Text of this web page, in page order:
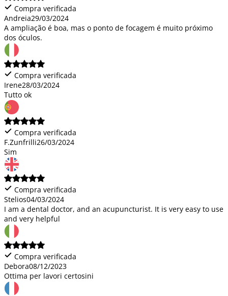
Compra verificada
Andreia29/03/2024
A ampliação é boa, mas o ponto de focagem é muito próximo
dos óculos.
Compra verificada
Irene28/03/2024
Tutto ok
Compra verificada
F.Zunfrilli26/03/2024
Sim
Compra verificada
Stelios04/03/2024
I am a dental doctor, and an acupuncturist. It is very easy to use
and very helpful
Compra verificada
Debora08/12/2023
Ottima per lavori certosini